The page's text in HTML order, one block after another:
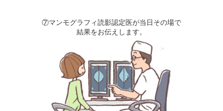
⑦マンモグラフィ読影認定医が当日その場で
結果をお伝えします。